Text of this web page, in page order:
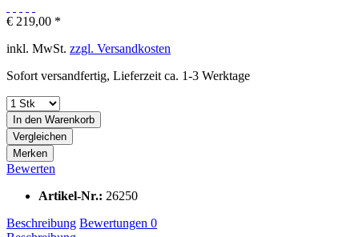
€ 219,00 *
inkl. MwSt. zzgl. Versandkosten
Sofort versandfertig, Lieferzeit ca. 1-3 Werktage
In den Warenkorb
Vergleichen
Merken
Bewerten
Artikel-Nr.: 26250
Beschreibung Bewertungen 0